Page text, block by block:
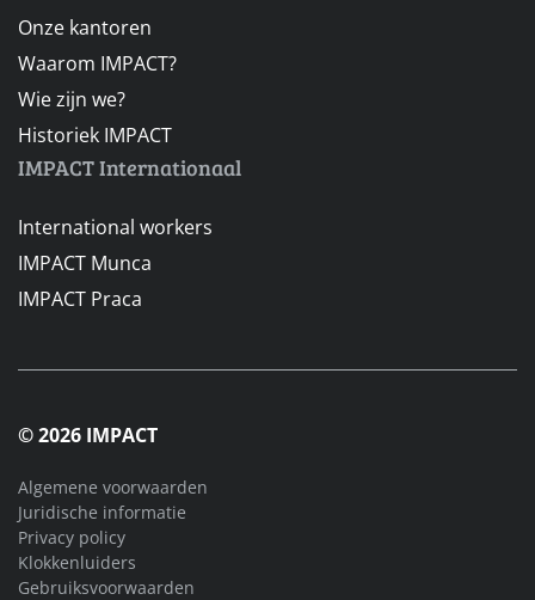
Onze kantoren
Waarom IMPACT?
Wie zijn we?
Historiek IMPACT
IMPACT Internationaal
International workers
IMPACT Munca
IMPACT Praca
© 2026 IMPACT
Algemene voorwaarden
Juridische informatie
Privacy policy
Klokkenluiders
Gebruiksvoorwaarden